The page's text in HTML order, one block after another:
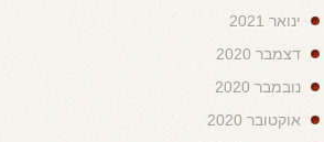
ינואר 2021
דצמבר 2020
נובמבר 2020
אוקטובר 2020